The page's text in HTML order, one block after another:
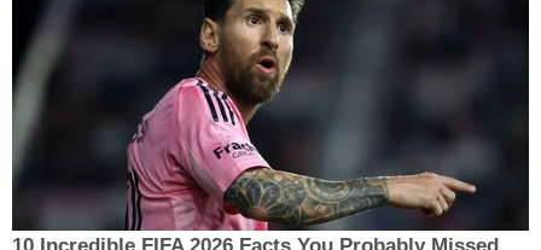
10 Incredible FIFA 2026 Facts You Probably Missed